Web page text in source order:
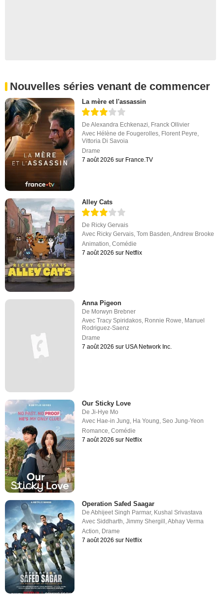
Nouvelles séries venant de commencer
La mère et l'assassin
DeAlexandra Echkenazi, Franck Ollivier
Avec Hélène de Fougerolles, Florent Peyre,
Vittoria Di Savoia
Drame
7 août 2026 sur France.TV
Alley Cats
De Ricky Gervais
Avec Ricky Gervais,Tom Basden,Andrew Brooke
Animation,Comédie
7 août 2026 sur Netflix
Anna Pigeon
De Morwyn Brebner
AvecTracy Spiridakos Ronnie Rowe Manuel
Rodriguez-Saenz
Drame
7 août 2026 sur USA Network Inc.
Our Sticky Love
DeJi-Hye Mo
Avec Hae-in Jung, Ha Young,Seo Jung-Yeon
Romance,Comédie
7 août 2026 sur Netflix
Operation Safed Saagar
DeAbhijeet Singh Parmar, Kushal Srivastava
AvecSiddharth,Jimmy Shergill ,Abhay Verma
Action, Drame
7 août 2026 sur Netflix